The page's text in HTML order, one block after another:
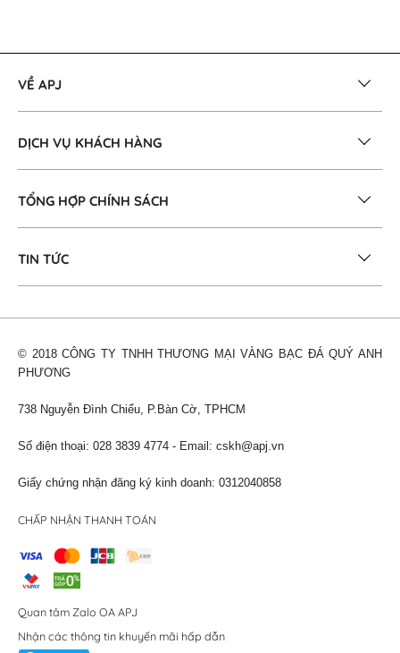
VỀ APJ
DỊCH VỤ KHÁCH HÀNG
TỔNG HỢP CHÍNH SÁCH
TIN TỨC
© 2018 CÔNG TY TNHH THƯƠNG MẠI VÀNG BẠC ĐÁ QUÝ ANH
PHƯƠNG
738 Nguyễn Đình Chiểu, P.Bàn Cờ, TPHCM
Số điện thoại: 028 3839 4774 - Email: cskh@apj.vn
Giấy chứng nhận đăng ký kinh doanh: 0312040858
CHẤP NHẬN THANH TOÁN
Quan tâm Zalo OA APJ
Nhận các thông tin khuyến mãi hấp dẫn